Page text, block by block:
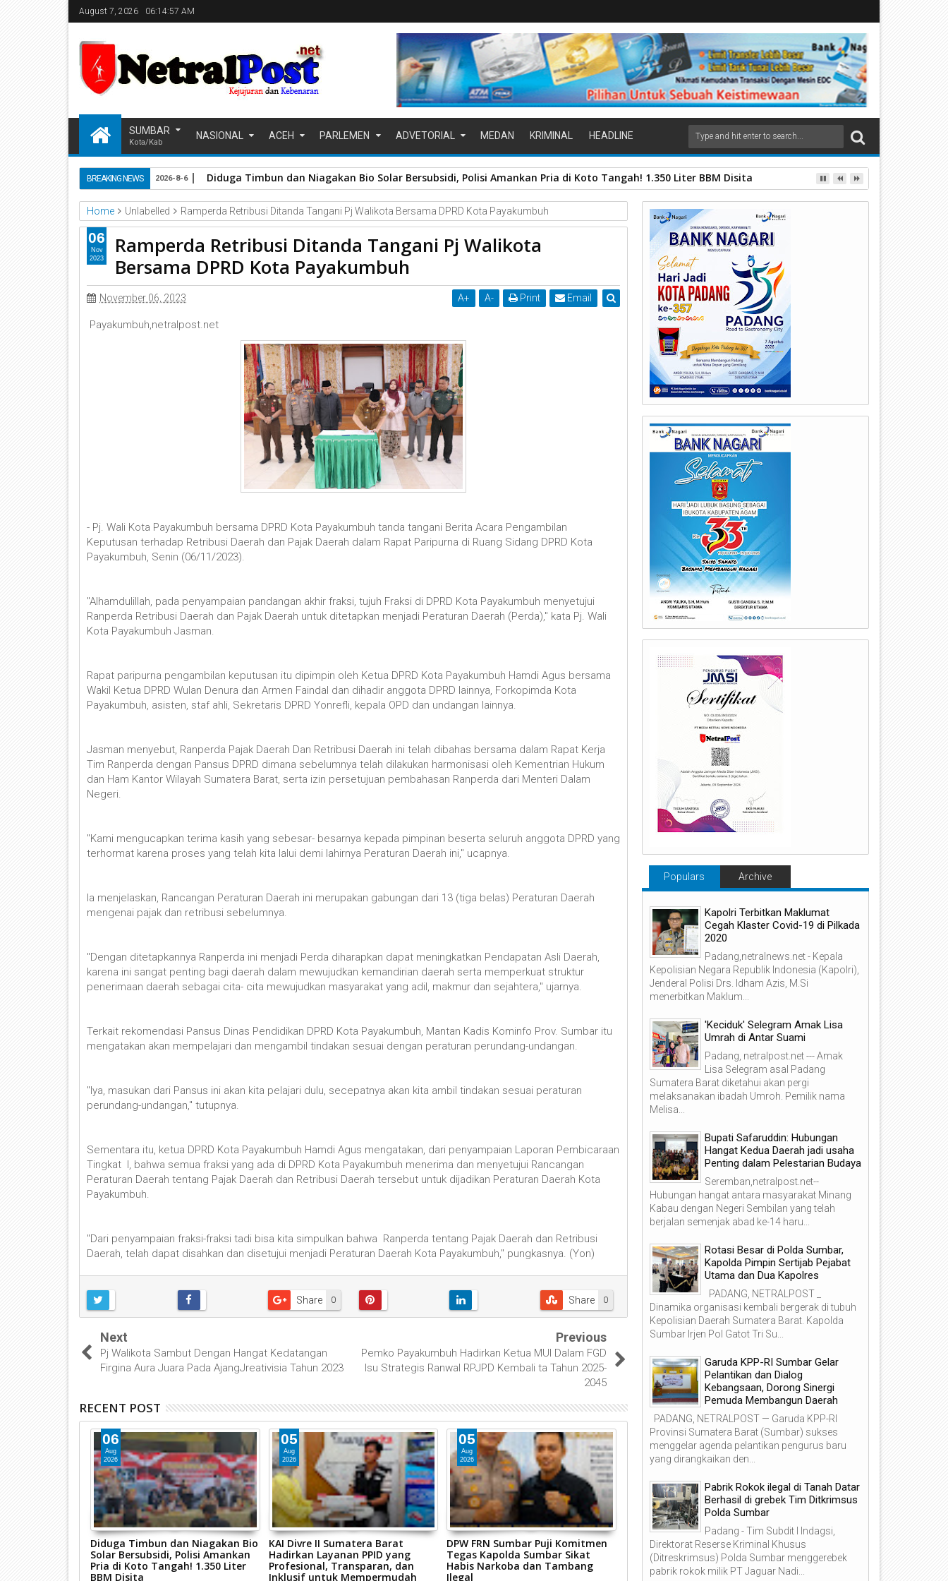
August 7, 2026 06:14:58 AM
SUMBAR
Kota/Kab
NASIONAL ACEH PARLEMEN ADVETORIAL MEDAN KRIMINAL HEADLINE
BREAKING NEWS KAI Divre II Sumatera Barat Hadirkan Layanan PPID yang Profesional, Transparan, dan Inklusif untuk Mempermudah Akses Informasi Publik
2026-8-5
Home Unlabelled Ramperda Retribusi Ditanda Tangani Pj Walikota Bersama DPRD Kota Payakumbuh
Ramperda Retribusi Ditanda Tangani Pj Walikota
Bersama DPRD Kota Payakumbuh
November 06, 2023 A+ A- Print Email
Payakumbuh,netralpost.net
- Pj. Wali Kota Payakumbuh bersama DPRD Kota Payakumbuh tanda tangani Berita Acara Pengambilan
Keputusan terhadap Retribusi Daerah dan Pajak Daerah dalam Rapat Paripurna di Ruang Sidang DPRD Kota
Payakumbuh, Senin (06/11/2023).
"Alhamdulillah, pada penyampaian pandangan akhir fraksi, tujuh Fraksi di DPRD Kota Payakumbuh menyetujui
Ranperda Retribusi Daerah dan Pajak Daerah untuk ditetapkan menjadi Peraturan Daerah (Perda)," kata Pj. Wali
Kota Payakumbuh Jasman.
Rapat paripurna pengambilan keputusan itu dipimpin oleh Ketua DPRD Kota Payakumbuh Hamdi Agus bersama
Wakil Ketua DPRD Wulan Denura dan Armen Faindal dan dihadir anggota DPRD lainnya, Forkopimda Kota
Payakumbuh, asisten, staf ahli, Sekretaris DPRD Yonrefli, kepala OPD dan undangan lainnya.
Jasman menyebut, Ranperda Pajak Daerah Dan Retribusi Daerah ini telah dibahas bersama dalam Rapat Kerja
Tim Ranperda dengan Pansus DPRD dimana sebelumnya telah dilakukan harmonisasi oleh Kementrian Hukum
dan Ham Kantor Wilayah Sumatera Barat, serta izin persetujuan pembahasan Ranperda dari Menteri Dalam
Negeri.
"Kami mengucapkan terima kasih yang sebesar- besarnya kepada pimpinan beserta seluruh anggota DPRD yang
terhormat karena proses yang telah kita lalui demi lahirnya Peraturan Daerah ini," ucapnya.
Ia menjelaskan, Rancangan Peraturan Daerah ini merupakan gabungan dari 13 (tiga belas) Peraturan Daerah
mengenai pajak dan retribusi sebelumnya.
"Dengan ditetapkannya Ranperda ini menjadi Perda diharapkan dapat meningkatkan Pendapatan Asli Daerah,
karena ini sangat penting bagi daerah dalam mewujudkan kemandirian daerah serta memperkuat struktur
penerimaan daerah sebagai cita- cita mewujudkan masyarakat yang adil, makmur dan sejahtera," ujarnya.
Terkait rekomendasi Pansus Dinas Pendidikan DPRD Kota Payakumbuh, Mantan Kadis Kominfo Prov. Sumbar itu
mengatakan akan mempelajari dan mengambil tindakan sesuai dengan peraturan perundang-undangan.
"Iya, masukan dari Pansus ini akan kita pelajari dulu, secepatnya akan kita ambil tindakan sesuai peraturan
perundang-undangan," tutupnya.
Sementara itu, ketua DPRD Kota Payakumbuh Hamdi Agus mengatakan, dari penyampaian Laporan Pembicaraan
Tingkat I, bahwa semua fraksi yang ada di DPRD Kota Payakumbuh menerima dan menyetujui Rancangan
Peraturan Daerah tentang Pajak Daerah dan Retribusi Daerah tersebut untuk dijadikan Peraturan Daerah Kota
Payakumbuh.
"Dari penyampaian fraksi-fraksi tadi bisa kita simpulkan bahwa Ranperda tentang Pajak Daerah dan Retribusi
Daerah, telah dapat disahkan dan disetujui menjadi Peraturan Daerah Kota Payakumbuh," pungkasnya. (Yon)
0
Share 0
Share
06
Nov
2023
Next
Pj Walikota Sambut Dengan Hangat Kedatangan
Firgina Aura Juara Pada AjangJreativisia Tahun 2023
Previous
Pemko Payakumbuh Hadirkan Ketua MUI Dalam FGD
Isu Strategis Ranwal RPJPD Kembali ta Tahun 2025-
2045
RECENT POST
06
Aug
2026
Diduga Timbun dan Niagakan Bio
Solar Bersubsidi, Polisi Amankan
Pria di Koto Tangah! 1.350 Liter
BBM Disita
05
Aug
2026
KAI Divre II Sumatera Barat
Hadirkan Layanan PPID yang
Profesional, Transparan, dan
Inklusif untuk Mempermudah
05
Aug
2026
DPW FRN Sumbar Puji Komitmen
Tegas Kapolda Sumbar Sikat
Habis Narkoba dan Tambang
Ilegal
04
Aug
2026
Perumda Air Minum Kota Padang
Pacu Pemulihan Intake Pasca-
Banjir
04
Aug
KAI Divre II Sumbar Hadirkan
Layanan Kesehatan Lengkap
melalui Klinik Mediska
sebagai Fasilitas Kesehatan
Populars Archive
Kapolri Terbitkan Maklumat
Cegah Klaster Covid-19 di Pilkada
2020
Padang,netralnews.net - Kepala
Kepolisian Negara Republik Indonesia (Kapolri),
Jenderal Polisi Drs. Idham Azis, M.Si
menerbitkan Maklum...
'Keciduk' Selegram Amak Lisa
Umrah di Antar Suami
Padang, netralpost.net --- Amak
Lisa Selegram asal Padang
Sumatera Barat diketahui akan pergi
melaksanakan ibadah Umroh. Pemilik nama
Melisa...
Bupati Safaruddin: Hubungan
Hangat Kedua Daerah jadi usaha
Penting dalam Pelestarian Budaya
Seremban,netralpost.net--
Hubungan hangat antara masyarakat Minang
Kabau dengan Negeri Sembilan yang telah
berjalan semenjak abad ke-14 haru...
Rotasi Besar di Polda Sumbar,
Kapolda Pimpin Sertijab Pejabat
Utama dan Dua Kapolres
PADANG, NETRALPOST _
Dinamika organisasi kembali bergerak di tubuh
Kepolisian Daerah Sumatera Barat. Kapolda
Sumbar Irjen Pol Gatot Tri Su...
Garuda KPP-RI Sumbar Gelar
Pelantikan dan Dialog
Kebangsaan, Dorong Sinergi
Pemuda Membangun Daerah
PADANG, NETRALPOST — Garuda KPP-RI
Provinsi Sumatera Barat (Sumbar) sukses
menggelar agenda pelantikan pengurus baru
yang dirangkaikan den...
Pabrik Rokok ilegal di Tanah Datar
Berhasil di grebek Tim Ditkrimsus
Polda Sumbar
Padang - Tim Subdit I Indagsi,
Direktorat Reserse Kriminal Khusus
(Ditreskrimsus) Polda Sumbar menggerebek
pabrik rokok milik PT Jaguar Nadi...